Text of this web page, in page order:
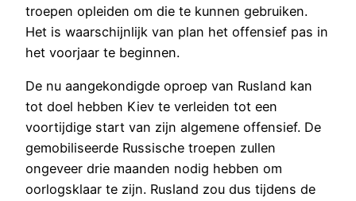
troepen opleiden om die te kunnen gebruiken.
Het is waarschijnlijk van plan het offensief pas in
het voorjaar te beginnen.
De nu aangekondigde oproep van Rusland kan
tot doel hebben Kiev te verleiden tot een
voortijdige start van zijn algemene offensief. De
gemobiliseerde Russische troepen zullen
ongeveer drie maanden nodig hebben om
oorlogsklaar te zijn. Rusland zou dus tijdens de